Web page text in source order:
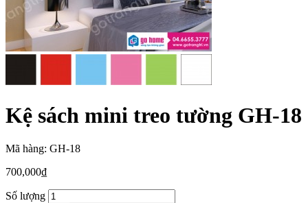
Kệ sách mini treo tường GH-18
Mã hàng: GH-18
700,000₫
Số lượng